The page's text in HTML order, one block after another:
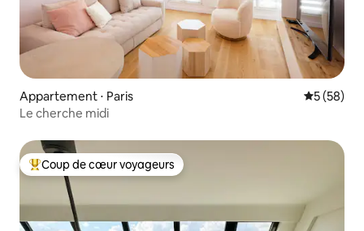
Appartement ⋅ Paris
5 (58)
Le cherche midi
Coups de cœur voyageurs les plus appréciés
Coup de cœur voyageurs